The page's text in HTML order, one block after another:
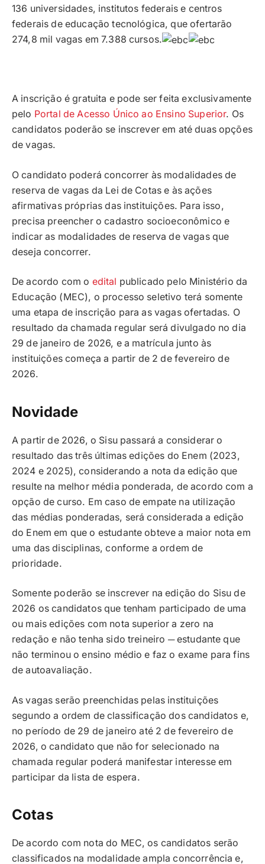
136 universidades, institutos federais e centros
federais de educação tecnológica, que ofertarão
274,8 mil vagas em 7.388 cursos.
A inscrição é gratuita e pode ser feita exclusivamente
pelo Portal de Acesso Único ao Ensino Superior. Os
candidatos poderão se inscrever em até duas opções
de vagas.
O candidato poderá concorrer às modalidades de
reserva de vagas da Lei de Cotas e às ações
afirmativas próprias das instituições. Para isso,
precisa preencher o cadastro socioeconômico e
indicar as modalidades de reserva de vagas que
deseja concorrer.
De acordo com o edital publicado pelo Ministério da
Educação (MEC), o processo seletivo terá somente
uma etapa de inscrição para as vagas ofertadas. O
resultado da chamada regular será divulgado no dia
29 de janeiro de 2026, e a matrícula junto às
instituições começa a partir de 2 de fevereiro de
2026.
Novidade
A partir de 2026, o Sisu passará a considerar o
resultado das três últimas edições do Enem (2023,
2024 e 2025), considerando a nota da edição que
resulte na melhor média ponderada, de acordo com a
opção de curso. Em caso de empate na utilização
das médias ponderadas, será considerada a edição
do Enem em que o estudante obteve a maior nota em
uma das disciplinas, conforme a ordem de
prioridade.
Somente poderão se inscrever na edição do Sisu de
2026 os candidatos que tenham participado de uma
ou mais edições com nota superior a zero na
redação e não tenha sido treineiro ─ estudante que
não terminou o ensino médio e faz o exame para fins
de autoavaliação.
As vagas serão preenchidas pelas instituições
segundo a ordem de classificação dos candidatos e,
no período de 29 de janeiro até 2 de fevereiro de
2026, o candidato que não for selecionado na
chamada regular poderá manifestar interesse em
participar da lista de espera.
Cotas
De acordo com nota do MEC, os candidatos serão
classificados na modalidade ampla concorrência e,